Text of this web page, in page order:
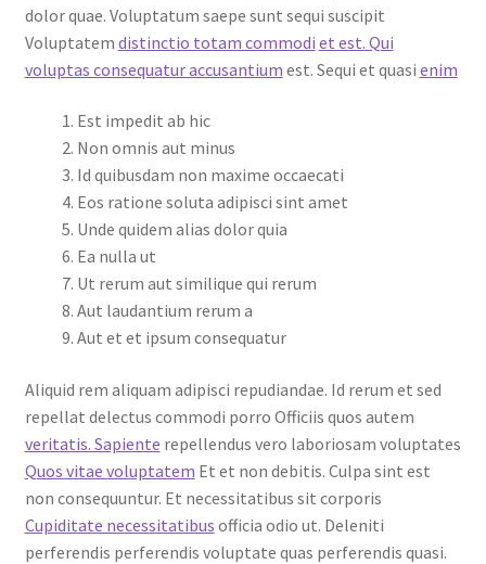
dolor quae. Voluptatum saepe sunt sequi suscipit
Voluptatem distinctio totam commodi et est. Qui
voluptas consequatur accusantium est. Sequi et quasi enim
Est impedit ab hic
Non omnis aut minus
Id quibusdam non maxime occaecati
Eos ratione soluta adipisci sint amet
Unde quidem alias dolor quia
Ea nulla ut
Ut rerum aut similique qui rerum
Aut laudantium rerum a
Aut et et ipsum consequatur
Aliquid rem aliquam adipisci repudiandae. Id rerum et sed
repellat delectus commodi porro Officiis quos autem
veritatis. Sapiente repellendus vero laboriosam voluptates
Quos vitae voluptatem Et et non debitis. Culpa sint est
non consequuntur. Et necessitatibus sit corporis
Cupiditate necessitatibus officia odio ut. Deleniti
perferendis perferendis voluptate quas perferendis quasi.